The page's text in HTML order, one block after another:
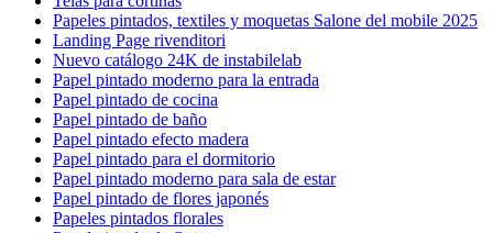
Papeles pintados, textiles y moquetas Salone del mobile 2025
Landing Page rivenditori
Nuevo catálogo 24K de instabilelab
Papel pintado moderno para la entrada
Papel pintado de cocina
Papel pintado de baño
Papel pintado efecto madera
Papel pintado para el dormitorio
Papel pintado moderno para sala de estar
Papel pintado de flores japonés
Papeles pintados florales